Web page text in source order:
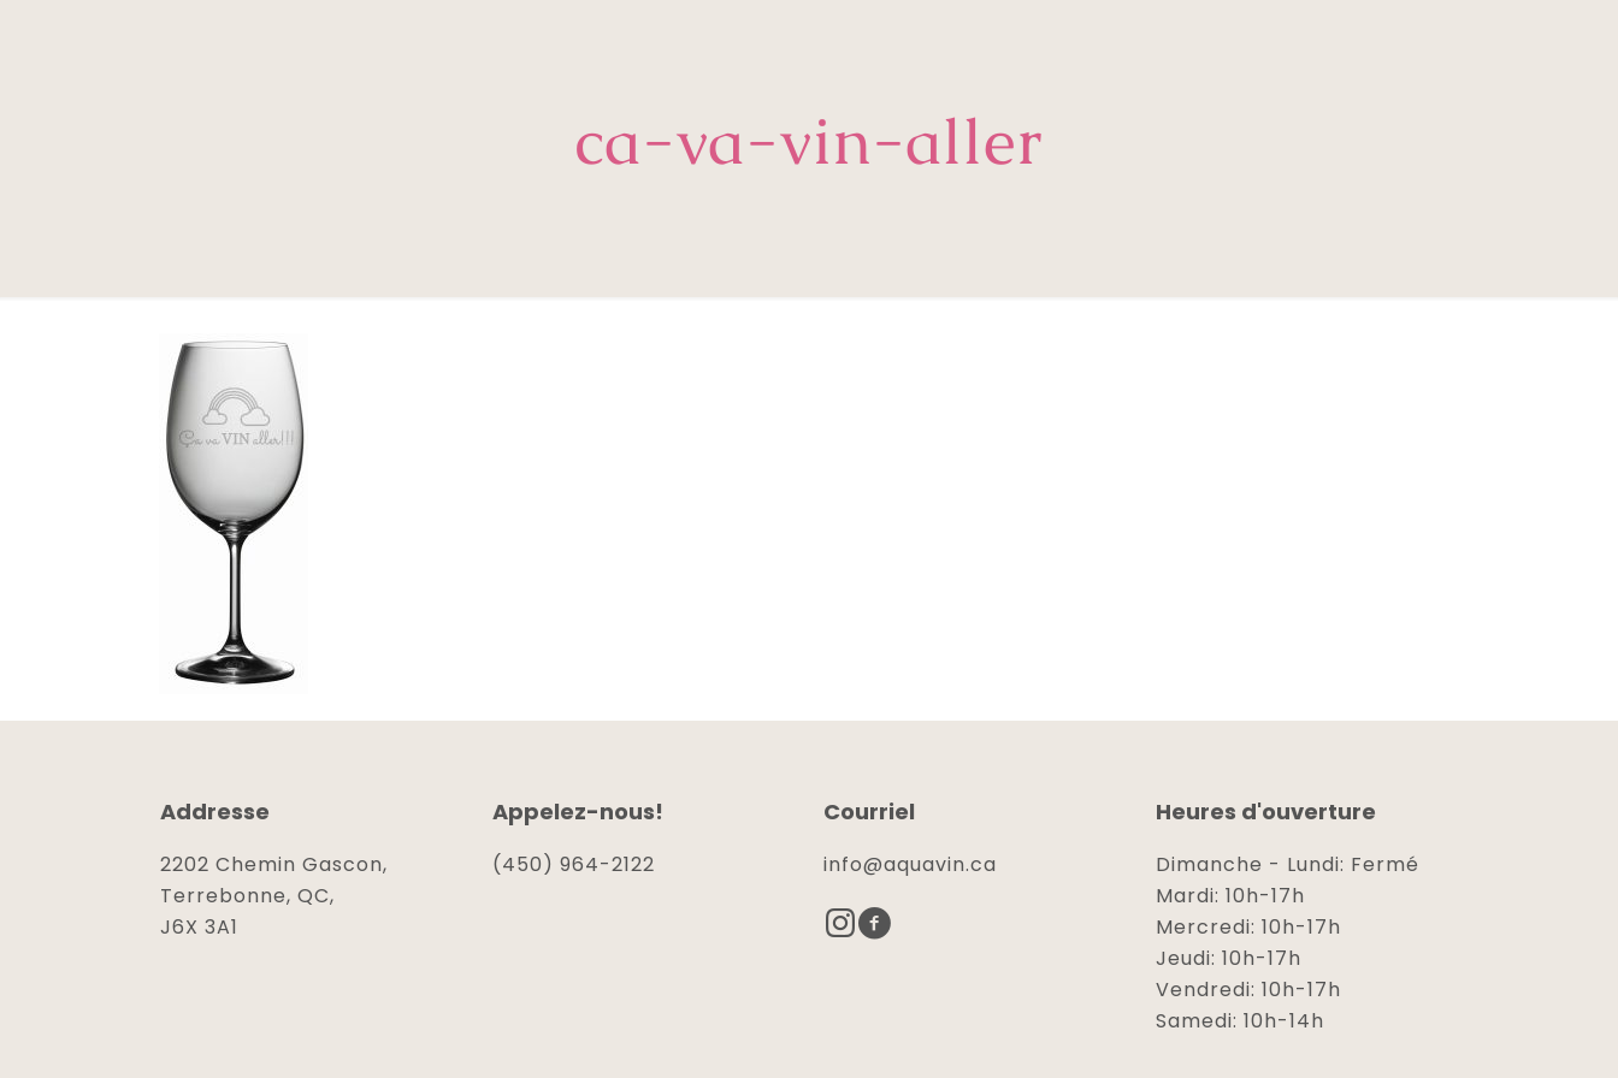
ca-va-vin-aller
Addresse
2202 Chemin Gascon,
Terrebonne, QC,
J6X 3A1
Appelez-nous!
(450) 964-2122
Courriel
info@aquavin.ca
Heures d'ouverture
Dimanche - Lundi: Fermé
Mardi: 10h-17h
Mercredi: 10h-17h
Jeudi: 10h-17h
Vendredi: 10h-17h
Samedi: 10h-14h